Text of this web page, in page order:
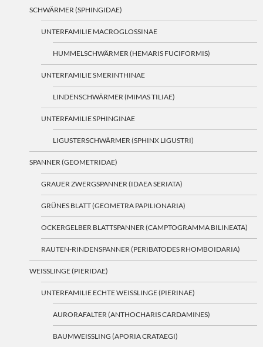
SCHWÄRMER (SPHINGIDAE)
UNTERFAMILIE MACROGLOSSINAE
HUMMELSCHWÄRMER (HEMARIS FUCIFORMIS)
UNTERFAMILIE SMERINTHINAE
LINDENSCHWÄRMER (MIMAS TILIAE)
UNTERFAMILIE SPHINGINAE
LIGUSTERSCHWÄRMER (SPHINX LIGUSTRI)
SPANNER (GEOMETRIDAE)
GRAUER ZWERGSPANNER (IDAEA SERIATA)
GRÜNES BLATT (GEOMETRA PAPILIONARIA)
OCKERGELBER BLATTSPANNER (CAMPTOGRAMMA BILINEATA)
RAUTEN-RINDENSPANNER (PERIBATODES RHOMBOIDARIA)
WEISSLINGE (PIERIDAE)
UNTERFAMILIE ECHTE WEISSLINGE (PIERINAE)
AURORAFALTER (ANTHOCHARIS CARDAMINES)
BAUMWEISSLING (APORIA CRATAEGI)